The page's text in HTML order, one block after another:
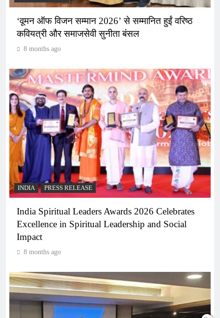
‘वूमन ऑफ विजन सम्मान 2026’ से सम्मानित हुईं वरिष्ठ
कवियत्री और समाजसेवी सुनीता बंसल
8 months ago
INDIA PRESS RELEASE
India Spiritual Leaders Awards 2026 Celebrates
Excellence in Spiritual Leadership and Social
Impact
8 months ago